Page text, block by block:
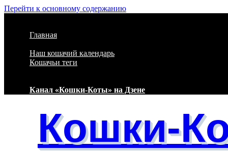
Перейти к основному содержанию
Главная
Наш кошачий календарь
Кошачьи теги
Канал «Кошки-Коты» на Дзене
Кошки-